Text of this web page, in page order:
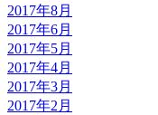
2017年8月
2017年6月
2017年5月
2017年4月
2017年3月
2017年2月